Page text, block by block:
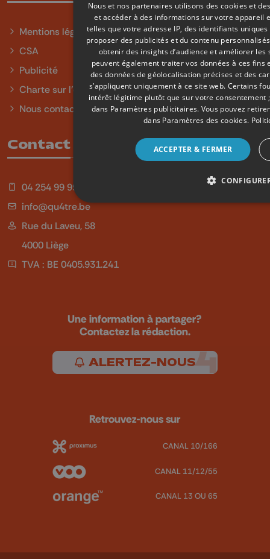
Mentions légales
CSA
Publicité
Charte sur l'égalité et la diversité
Nous contacter
Contact
04 254 99 99
info@qu4tre.be
Rue du Laveu, 58
4000 Liège
TVA : BE 0405.931.241
Une information à partager?
Contactez la rédaction.
ALERTEZ-NOUS
Retrouvez-nous sur
CANAL 10/166
CANAL 11/12/55
CANAL 13 OU 65
Nous et nos partenaires utilisons des cookies et
et accéder à des informations sur votre appareil
telles que votre adresse IP, des identifiants
proposer des publicités et du contenu
obtenir des insights d’audience et améliorer les
peuvent également traiter vos données à ces fins
des données de géolocalisation précises et des
s’appliquent uniquement à ce site web. Certains
intérêt légitime plutôt que sur votre consentement
dans Paramètres publicitaires. Vous pouvez
dans Paramètres des cookies.
ACCEPTER & FERMER